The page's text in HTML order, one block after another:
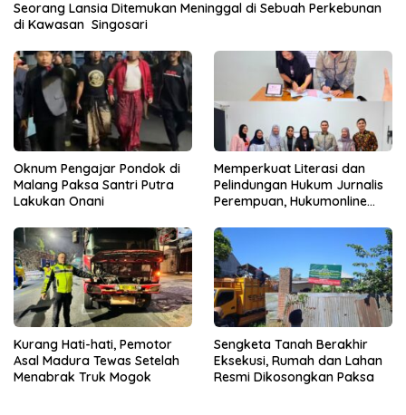
Seorang Lansia Ditemukan Meninggal di Sebuah Perkebunan
di Kawasan Singosari
Oknum Pengajar Pondok di
Malang Paksa Santri Putra
Lakukan Onani
Memperkuat Literasi dan
Pelindungan Hukum Jurnalis
Perempuan, Hukumonline
Gratis
Kurang Hati-hati, Pemotor
Asal Madura Tewas Setelah
Menabrak Truk Mogok
Sengketa Tanah Berakhir
Eksekusi, Rumah dan Lahan
Resmi Dikosongkan Paksa